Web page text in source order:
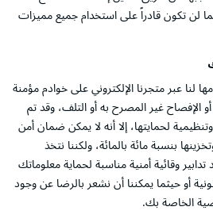
لن تكون قادراً على استخدام جميع مميزات
لنا عبر متجرنا الإلكتروني على خوادم مؤمنة
الإفصاح غير المصرح به أو التلف، وقد تم
لحمايتها، إلا أنه لا يمكن ضمان أمن
بنسبة مائة بالمائة، ولكننا نتخذ
وقائية أمنية مناسبة لحماية معلوماتك
أو حيثما يمكننا أن نشعر بالرضا عن وجود
الخاصة بك.